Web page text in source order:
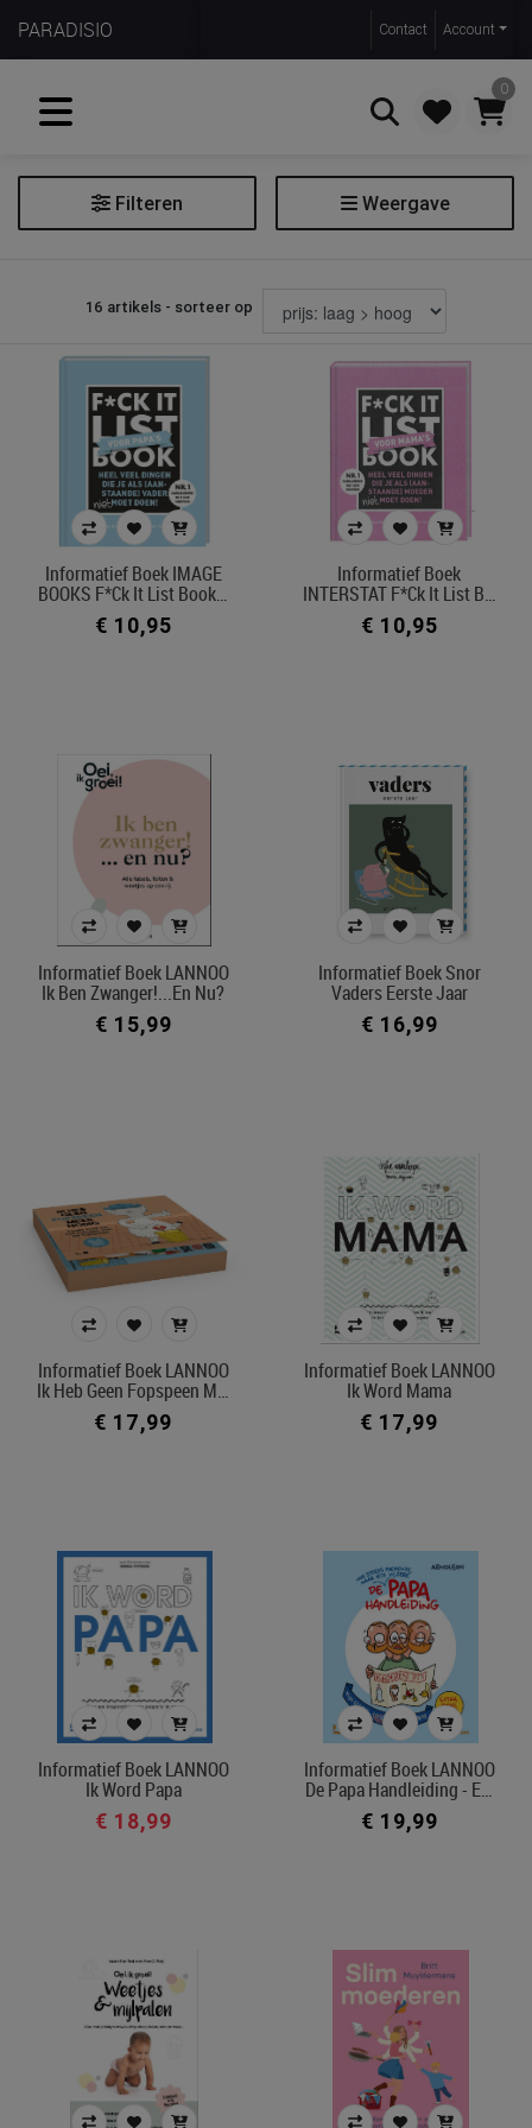
PARADISIO Contact Account
0
Zoeken
Filteren Weergave
informatief boek
Prijs
In voorraad
Filters toepassen
16 artikels - sorteer op
Informatief Boek IMAGE
BOOKS F*ck It List Book…
€ 10,95
Informatief Boek
INTERSTAT F*ck It List B…
€ 10,95
Informatief Boek LANNOO
Ik Ben Zwanger!...En Nu?
€ 15,99
Informatief Boek Snor
Vaders Eerste Jaar
€ 16,99
Informatief Boek LANNOO
Ik Heb Geen Fopspeen M…
€ 17,99
Informatief Boek LANNOO
Ik Word Mama
€ 17,99
Informatief Boek LANNOO
Ik Word Papa
€ 18,99
Informatief Boek LANNOO
De Papa Handleiding - E…
€ 19,99